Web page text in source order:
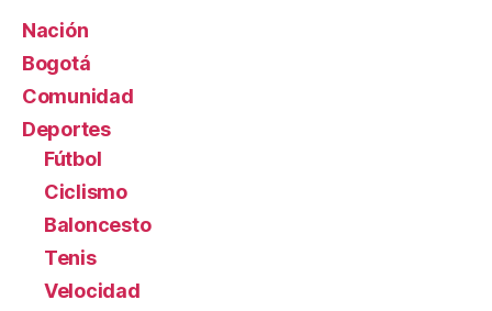
Nación
Bogotá
Comunidad
Deportes
Fútbol
Ciclismo
Baloncesto
Tenis
Velocidad